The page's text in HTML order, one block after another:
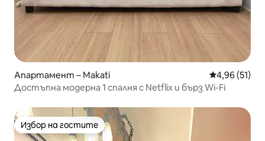
Апартамент – Makati Средна
4,96 (51)
Достъпна модерна 1 спалня с Netflix и бърз Wi-Fi
Избор на гостите
Избор на гостите